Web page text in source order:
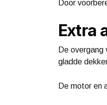
Door
Extra
De overgang
gladde
De motor en